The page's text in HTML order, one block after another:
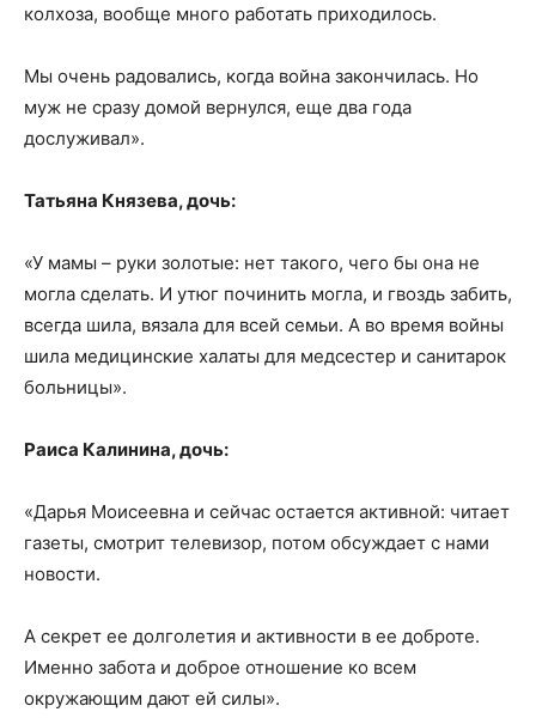
колхоза, вообще много работать приходилось.
Мы очень радовались, когда война закончилась. Но
муж не сразу домой вернулся, еще два года
дослуживал».
Татьяна Князева, дочь:
«У мамы – руки золотые: нет такого, чего бы она не
могла сделать. И утюг починить могла, и гвоздь забить,
всегда шила, вязала для всей семьи. А во время войны
шила медицинские халаты для медсестер и санитарок
больницы».
Раиса Калинина, дочь:
«Дарья Моисеевна и сейчас остается активной: читает
газеты, смотрит телевизор, потом обсуждает с нами
новости.
А секрет ее долголетия и активности в ее доброте.
Именно забота и доброе отношение ко всем
окружающим дают ей силы».